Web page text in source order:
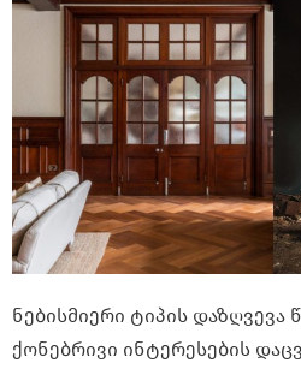
ნებისმიერი ტიპის დაზღვევა
ქონებრივი ინტერესების